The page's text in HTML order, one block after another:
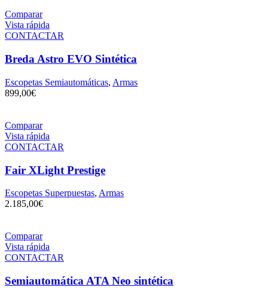
Comparar
Vista rápida
CONTACTAR
Breda Astro EVO Sintética
Escopetas Semiautomáticas, Armas
899,00€
Comparar
Vista rápida
CONTACTAR
Fair XLight Prestige
Escopetas Superpuestas, Armas
2.185,00€
Comparar
Vista rápida
CONTACTAR
Semiautomática ATA Neo sintética